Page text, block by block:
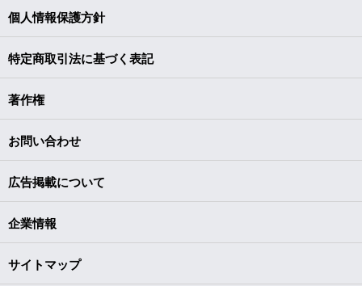
個人情報保護方針
特定商取引法に基づく表記
著作権
お問い合わせ
広告掲載について
企業情報
サイトマップ